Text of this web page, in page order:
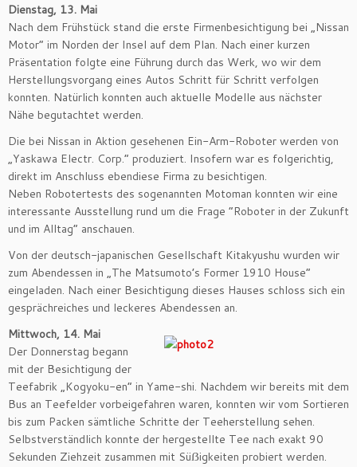
Dienstag, 13. Mai
Nach dem Frühstück stand die erste Firmenbesichtigung bei „Nissan
Motor“ im Norden der Insel auf dem Plan. Nach einer kurzen
Präsentation folgte eine Führung durch das Werk, wo wir dem
Herstellungsvorgang eines Autos Schritt für Schritt verfolgen
konnten. Natürlich konnten auch aktuelle Modelle aus nächster
Nähe begutachtet werden.
Die bei Nissan in Aktion gesehenen Ein-Arm-Roboter werden von
„Yaskawa Electr. Corp.” produziert. Insofern war es folgerichtig,
direkt im Anschluss ebendiese Firma zu besichtigen.
Neben Robotertests des sogenannten Motoman konnten wir eine
interessante Ausstellung rund um die Frage “Roboter in der Zukunft
und im Alltag” anschauen.
Von der deutsch-japanischen Gesellschaft Kitakyushu wurden wir
zum Abendessen in „The Matsumoto’s Former 1910 House“
eingeladen. Nach einer Besichtigung dieses Hauses schloss sich ein
gesprächreiches und leckeres Abendessen an.
Mittwoch, 14. Mai
Der Donnerstag begann
mit der Besichtigung der
Teefabrik „Kogyoku-en” in Yame-shi. Nachdem wir bereits mit dem
Bus an Teefelder vorbeigefahren waren, konnten wir vom Sortieren
bis zum Packen sämtliche Schritte der Teeherstellung sehen.
Selbstverständlich konnte der hergestellte Tee nach exakt 90
Sekunden Ziehzeit zusammen mit Süẞigkeiten probiert werden.